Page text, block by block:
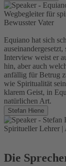
Wegbegleiter für
Bewusster Vater
Equiano hat sich
Interview weist er
hin, aber auch
anfällig für Betrug
wie Spiritualität
klarem Geist, in
natürlichen Art.
Stefan Hiene
Spiritueller Lehrer |
Die